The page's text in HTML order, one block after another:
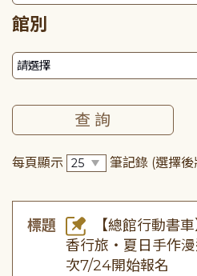
館別
每頁顯示 筆記錄 (選擇
標題
【總館行動書
香行旅・夏日手作
次7/24開始報名